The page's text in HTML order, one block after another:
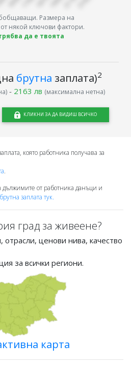
Размера на
от някой ключови фактори.
да е твоята
брутна заплата)2
- 2163 лв (максимална нетна)
КЛИКНИ ЗА ДА ВИДИШ ВСИЧКО
която работника получава за
.
от работника данъци и
брутна заплата тук.
град за живеене?
отрасли, ценови нива, качество
за всички региони.
карта